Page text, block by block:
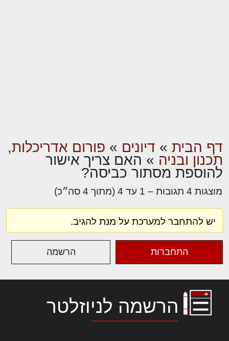
דף הבית » דיונים » פורום אדריכלות,
תכנון ובניה » האם צריך אישור
להוספת מסתור כביסה?
מוצגות 4 תגובות – 1 עד 4 (מתוך 4 סה״כ)
יש להתחבר למערכת על מנת להגיב.
התחברות הרשמה
הרשמה לניוזלטר